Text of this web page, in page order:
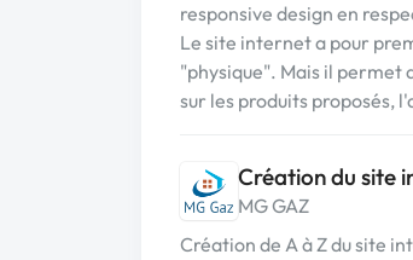
responsive design en
Le site internet a pour
"physique". Mais il permet
sur les produits proposés,
Création du site
MG GAZ
Création de A à Z du site